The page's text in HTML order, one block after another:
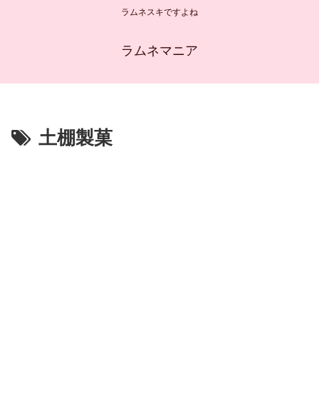
ラムネスキですよね
ラムネマニア
土棚製菓